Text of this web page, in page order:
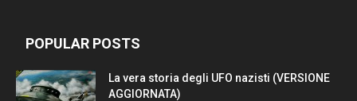
POPULAR POSTS
La vera storia degli UFO nazisti (VERSIONE
AGGIORNATA)